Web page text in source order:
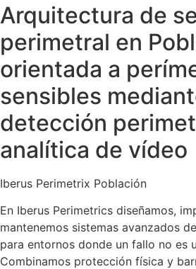
Arquitectura de
perimetral en
orientada a
sensibles
detección
analítica de vídeo
Iberus Perimetrix Población
En Iberus Perimetrics diseñamos,
mantenemos sistemas avanzados
para entornos donde un fallo no es
Combinamos protección física y